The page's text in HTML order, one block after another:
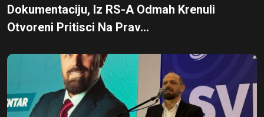
Dokumentaciju, Iz RS-A Odmah Krenuli
Otvoreni Pritisci Na Prav...